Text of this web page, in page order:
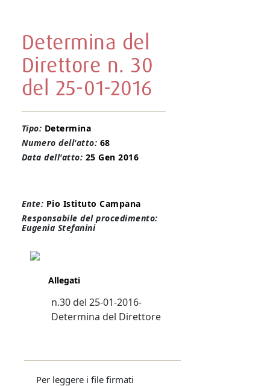
Determina del
Direttore n. 30
del 25-01-2016
Tipo: Determina
Numero dell'atto: 68
Data dell'atto: 25 Gen 2016
Ente: Pio Istituto Campana
Responsabile del procedimento:
Eugenia Stefanini
Allegati
n.30 del 25-01-2016-
Determina del Direttore
Per leggere i file firmati